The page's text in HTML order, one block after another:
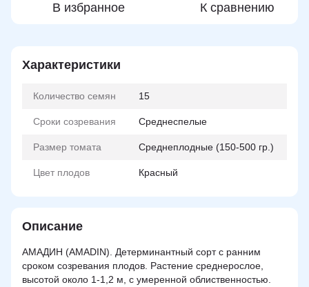
В избранное К сравнению
Характеристики
Количество семян 15
Сроки созревания Среднеспелые
Размер томата Среднеплодные (150-500 гр.)
Цвет плодов Красный
Описание
АМАДИН (AMADIN). Детерминантный сорт с ранним
сроком созревания плодов. Растение среднерослое,
высотой около 1-1,2 м, с умеренной облиственностью.